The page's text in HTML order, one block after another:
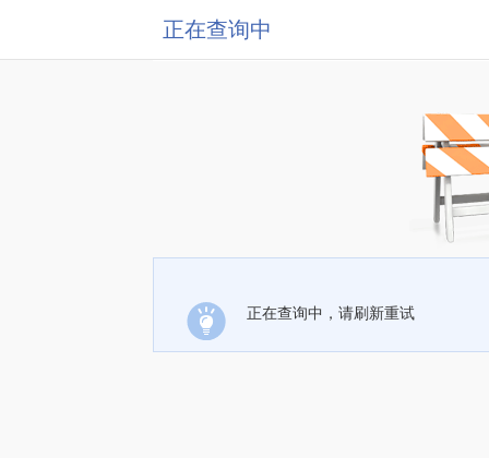
正在查询中
正在查询中，请刷新重试